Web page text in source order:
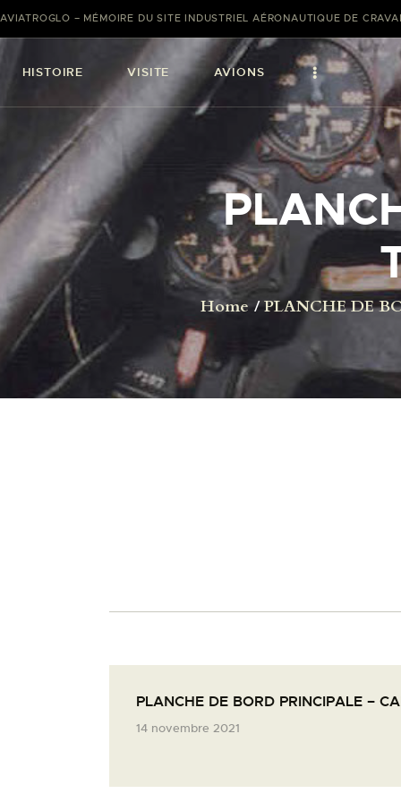
AVIATROGLO – MÉMOIRE DU SITE INDUSTRIEL AÉRONAUTIQUE DE
HISTOIRE VISITE AVIONS
Home PLANCHE DE
PLANCHE DE BORD PRINCIPALE –
14 novembre 2021